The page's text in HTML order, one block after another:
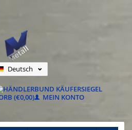
Deutsch
Français
(€0,00) MEIN KONTO